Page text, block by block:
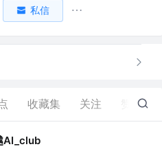
私信
收藏集 关注 10
AI_club